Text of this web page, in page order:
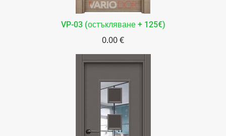
VP-03 (остъкляване + 125€)
0.00 €